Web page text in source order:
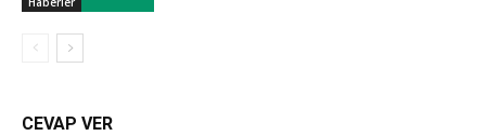
CEVAP VER